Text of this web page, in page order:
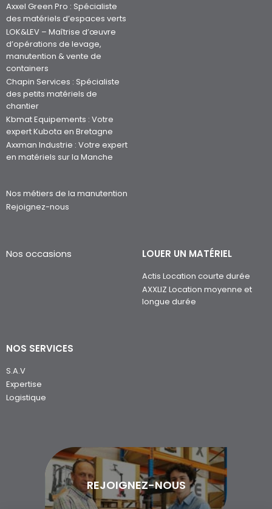
Axxel Green Pro : Spécialiste
des matériels d’espaces verts
LOK&LEV – Maîtrise d’œuvre
d’opérations de levage,
manutention & vente de
containers
Chapin Services : Spécialiste
des petits matériels de
chantier
Kbmat Equipements : Votre
expert Kubota en Bretagne
Axxman Industrie : Votre expert
en matériels sur la Manche
Nos métiers de la manutention
Rejoignez-nous
Nos occasions LOUER UN MATÉRIEL
Actis Location courte durée
AXXLIZ Location moyenne et
longue durée
NOS SERVICES
S.A.V
Expertise
Logistique
REJOIGNEZ-NOUS